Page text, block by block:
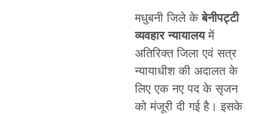
मधुबनी जिले केबेनीपट्टी
व्यवहार न्यायालयमें
अतिरिक्त जिला एवं सत्र
न्यायाधीश की अदालत के
लिए एक नए पद के सृजन
को मंजूरी दी गई है। इसके